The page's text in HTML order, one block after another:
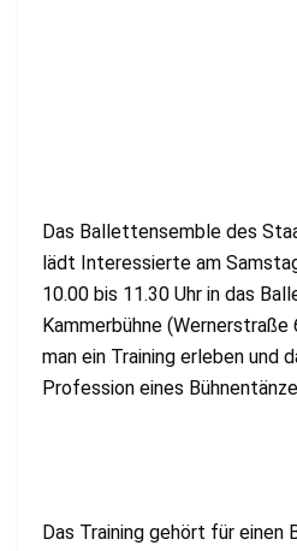
Das Ballettensemble des
lädt Interessierte am
10.00 bis 11.30 Uhr in das
Kammerbühne (Wernerstraße
man ein Training erleben und
Profession eines
Das Training gehört für einen